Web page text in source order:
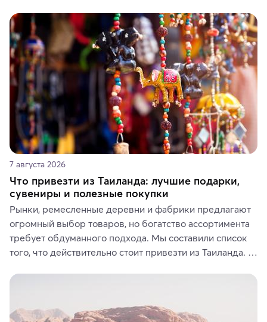
7 августа 2026
Что привезти из Таиланда: лучшие подарки,
сувениры и полезные покупки
Рынки, ремесленные деревни и фабрики предлагают
огромный выбор товаров, но богатство ассортимента
требует обдуманного подхода. Мы составили список
того, что действительно стоит привезти из Таиланда.
средства, одежду, украшения, предметы интерьера
где их купить.